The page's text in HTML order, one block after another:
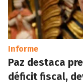
Informe
Paz destaca
déficit fiscal,